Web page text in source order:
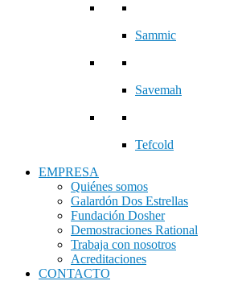
Sammic
Savemah
Tefcold
EMPRESA
Quiénes somos
Galardón Dos Estrellas
Fundación Dosher
Demostraciones Rational
Trabaja con nosotros
Acreditaciones
CONTACTO